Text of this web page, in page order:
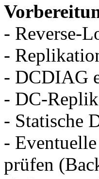
- Reverse-
-
- DCDIAG
- DC-
- Statische
-
prüfen